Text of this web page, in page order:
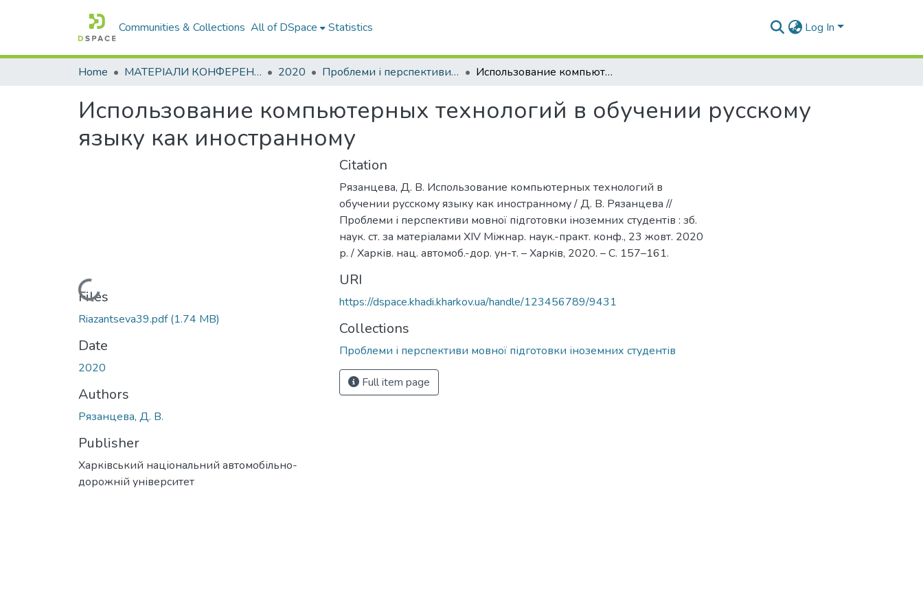
Communities & Collections All of DSpace Statistics Log In
Home МАТЕРІАЛИ КОНФЕРЕНЦІЙ 2020 Проблеми і перспективи мовної підготовки іноземних студентів Использование компьютерных технологий в обучении русскому языку как иностранному
Использование компьютерных технологий в обучении русскому
языку как иностранному
Loading...
Files
Riazantseva39.pdf(1.74 MB)
Date
2020
Authors
Рязанцева, Д. В.
Publisher
Харківський національний автомобільно-
дорожній університет
Citation
Рязанцева, Д. В. Использование компьютерных технологий в
обучении русскому языку как иностранному / Д. В. Рязанцева //
Проблеми і перспективи мовної підготовки іноземних студентів : зб.
наук. ст. за матеріалами ХIV Міжнар. наук.-практ. конф., 23 жовт. 2020
р. / Харків. нац. автомоб.-дор. ун-т. – Харкiв, 2020. – С. 157–161.
URI
https://dspace.khadi.kharkov.ua/handle/123456789/9431
Collections
Проблеми і перспективи мовної підготовки іноземних студентів
Full item page